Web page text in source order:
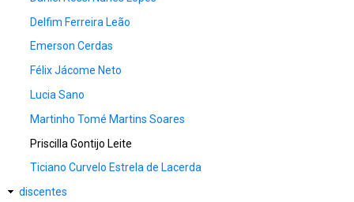
Delfim Ferreira Leão
Emerson Cerdas
Félix Jácome Neto
Lucia Sano
Martinho Tomé Martins Soares
Priscilla Gontijo Leite
Ticiano Curvelo Estrela de Lacerda
discentes